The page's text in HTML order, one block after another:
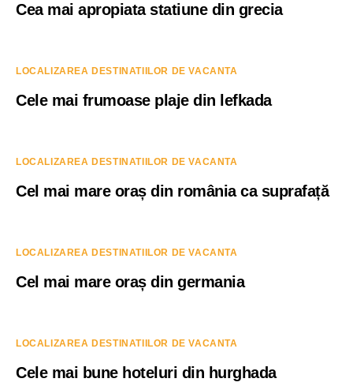
Cea mai apropiata statiune din grecia
LOCALIZAREA DESTINATIILOR DE VACANTA
Cele mai frumoase plaje din lefkada
LOCALIZAREA DESTINATIILOR DE VACANTA
Cel mai mare oraș din românia ca suprafață
LOCALIZAREA DESTINATIILOR DE VACANTA
Cel mai mare oraș din germania
LOCALIZAREA DESTINATIILOR DE VACANTA
Cele mai bune hoteluri din hurghada